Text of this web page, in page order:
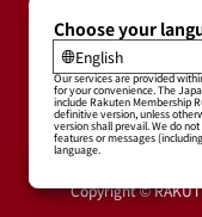
会員情報引継ぎ
退会
東北楽天
Copyright ©